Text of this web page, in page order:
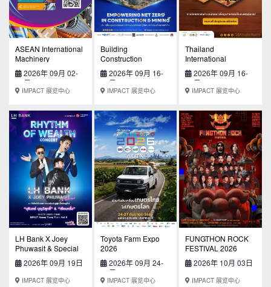
ASEAN International
Machinery
Equipment &
Technology
Exhibition
2026年 09月 02-
04日
IMPACT 展览中心
Building
Construction
Technology Expo
2026 (BCT Expo
2026)
2026年 09月 16-
18日
IMPACT 展览中心
Thailand
International
Woodworking &
Furniture Exhibition
2026
2026年 09月 16-
18日
IMPACT 展览中心
LH Bank X Joey
Phuwasit & Special
Guest : RHYTHM OF
WEALTH CONCERT
2026年 09月 19日
IMPACT 展览中心
Toyota Farm Expo
2026
2026年 09月 24-
27日
IMPACT 展览中心
FUNGTHON ROCK
FESTIVAL 2026
2026年 10月 03日
IMPACT 展览中心